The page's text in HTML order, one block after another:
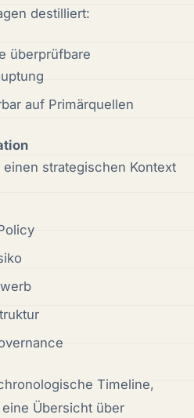
destilliert:
überprüfbare
auf Primärquellen
strategischen Kontext
Timeline,
eine Übersicht über